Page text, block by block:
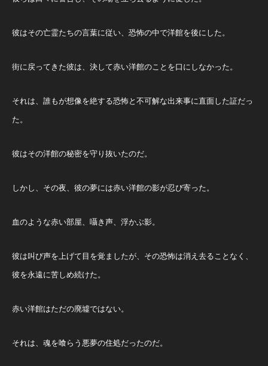
彼はその亡霊たちの言葉に従い、恐怖の中で洋館を後にした。
街に戻ってきた彼は、決して赤い洋館のことを口にしなかった。
それは、誰もが想像を絶する恐怖と不可解な出来事に直面した証だっ
た。
彼はその洋館の秘密を守り抜いたのだ。
しかし、その夜、彼の夢には赤い洋館の影が忍び寄った。
血のような赤い部屋、囁き声、浮かぶ影。
彼は叫び声を上げて目を覚ましたが、その恐怖は消え去ることなく、
彼を永遠に苦しめ続けた。
赤い洋館はただの廃墟ではない。
それは、魂を喰らう悪夢の住処だったのだ。